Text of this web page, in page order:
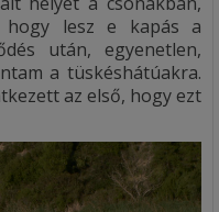
hogy lesz e kapás a
után, egyenetlen,
a tüskéshátúakra.
az első, hogy ezt